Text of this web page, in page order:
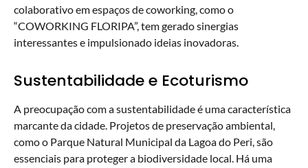
colaborativo em espaços de coworking, como o
“COWORKING FLORIPA”, tem gerado sinergias
interessantes e impulsionado ideias inovadoras.
Sustentabilidade e Ecoturismo
A preocupação com a sustentabilidade é uma característica
marcante da cidade. Projetos de preservação ambiental,
como o Parque Natural Municipal da Lagoa do Peri, são
essenciais para proteger a biodiversidade local. Há uma